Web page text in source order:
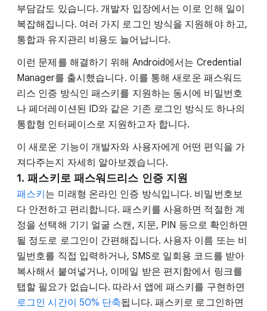
부담감도 있습니다. 개발자 입장에서는 이로 인해 일이
복잡해집니다. 여러 가지 로그인 방식을 지원해야 하고,
통합과 유지관리 비용도 늘어납니다.
이런 문제를 해결하기 위해 Android에서는 Credential
Manager를 출시했습니다. 이를 통해 새로운 패스워드
리스 인증 방식인 패스키를 지원하는 동시에 비밀번호
나 페더레이션된 ID와 같은 기존 로그인 방식도 하나의
통합형 인터페이스로 지원하고자 합니다.
이 새로운 기능이 개발자와 사용자에게 어떤 편익을 가
져다주는지 자세히 알아보겠습니다.
1. 패스키로 패스워드리스 인증 지원
패스키는 미래형 온라인 인증 방식입니다. 비밀번호보
다 안전하고 편리합니다. 패스키를 사용하면 적절한 계
정을 선택해 기기 얼굴 스캔, 지문, PIN 등으로 확인하면
될 정도로 로그인이 간편해집니다. 사용자 이름 또는 비
밀번호를 직접 입력하거나, SMS로 일회용 코드를 받아
복사해서 붙여넣거나, 이메일 받은 편지함에서 링크를
탭할 필요가 없습니다. 따라서 앱에 패스키를 구현하면
로그인 시간이 50% 단축됩니다. 패스키로 로그인하면